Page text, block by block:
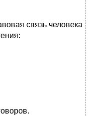
связь человека